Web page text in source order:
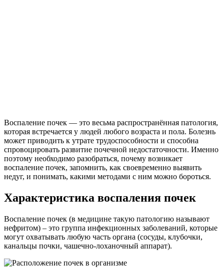
Воспаление почек — это весьма распространённая патология,
которая встречается у людей любого возраста и пола. Болезнь
может приводить к утрате трудоспособности и способна
спровоцировать развитие почечной недостаточности. Именно
поэтому необходимо разобраться, почему возникает
воспаление почек, запомнить, как своевременно выявить
недуг, и понимать, какими методами с ним можно бороться.
Характеристика воспаления почек
Воспаление почек (в медицине такую патологию называют
нефритом) – это группа инфекционных заболеваний, которые
могут охватывать любую часть органа (сосуды, клубочки,
канальцы почки, чашечно-лоханочный аппарат).